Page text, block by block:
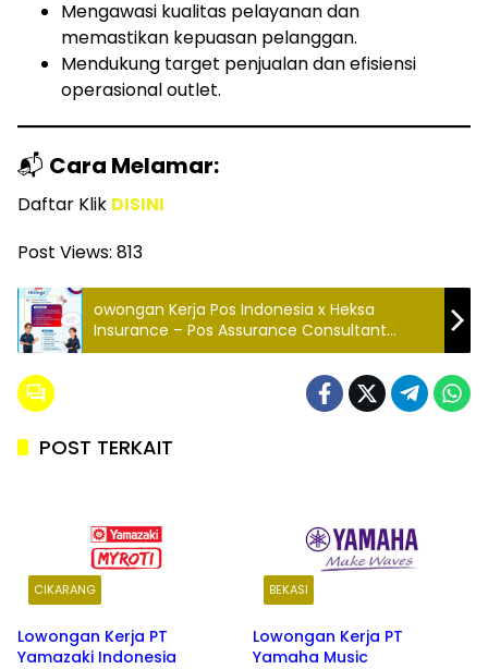
Mengawasi kualitas pelayanan dan
memastikan kepuasan pelanggan.
Mendukung target penjualan dan efisiensi
operasional outlet.
📬 Cara Melamar:
Daftar Klik DISINI
Post Views: 813
owongan Kerja Pos Indonesia x Heksa
Insurance – Pos Assurance Consultant
(PAC) Penempatan Purwakarta
POST TERKAIT
CIKARANG
Lowongan Kerja PT
Yamazaki Indonesia
BEKASI
Lowongan Kerja PT
Yamaha Music